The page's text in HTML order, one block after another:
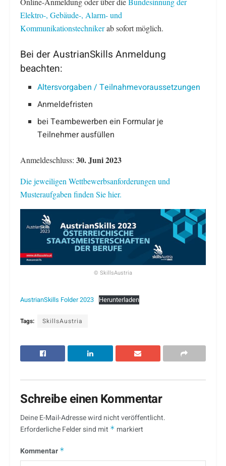
Elektro-, Gebäude-, Alarm- und
Kommunikationstechnikerab sofort möglich.
Bei der AustrianSkills Anmeldung
beachten:
Altersvorgaben / Teilnahmevoraussetzungen
Anmeldefristen
bei Teambewerben ein Formular je
Teilnehmer ausfüllen
Anmeldeschluss: 30. Juni 2023
Die jeweiligen Wettbewerbsanforderungen und
Musteraufgaben finden Sie hier.
© SkillsAustria
AustrianSkills Folder 2023 Herunterladen
Tags: SkillsAustria
Schreibe einen Kommentar
Deine E-Mail-Adresse wird nicht veröffentlicht.
Erforderliche Felder sind mit * markiert
Kommentar *